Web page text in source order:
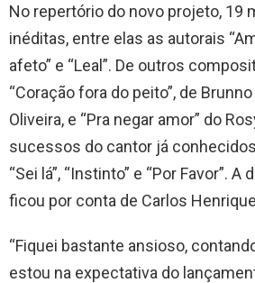
No repertório do novo projeto, 19
inéditas, entre elas as autorais
afeto” e “Leal”. De outros
“Coração fora do peito”, de
Oliveira, e “Pra negar amor” do
sucessos do cantor já
“Sei lá”, “Instinto” e “Por Favor”. A
ficou por conta de Carlos
“Fiquei bastante ansioso,
estou na expectativa do